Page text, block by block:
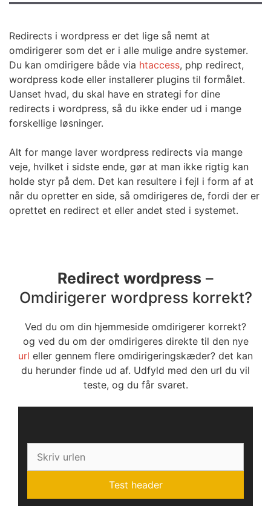
Redirects i wordpress er det lige så nemt at
omdirigerer som det er i alle mulige andre systemer.
Du kan omdirigere både via htaccess, php redirect,
wordpress kode eller installerer plugins til formålet.
Uanset hvad, du skal have en strategi for dine
redirects i wordpress, så du ikke ender ud i mange
forskellige løsninger.
Alt for mange laver wordpress redirects via mange
veje, hvilket i sidste ende, gør at man ikke rigtig kan
holde styr på dem. Det kan resultere i fejl i form af at
når du opretter en side, så omdirigeres de, fordi der er
oprettet en redirect et eller andet sted i systemet.
Redirect wordpress –
Omdirigerer wordpress korrekt?
Ved du om din hjemmeside omdirigerer korrekt?
og ved du om der omdirigeres direkte til den nye
url eller gennem flere omdirigeringskæder? det kan
du herunder finde ud af. Udfyld med den url du vil
teste, og du får svaret.